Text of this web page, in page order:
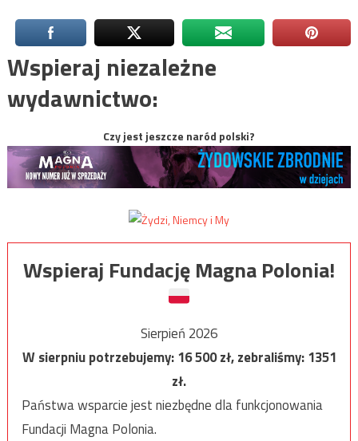
Wspieraj niezależne
wydawnictwo:
Czy jest jeszcze naród polski?
Wspieraj Fundację Magna Polonia!
Sierpień 2026
W sierpniu potrzebujemy:16 500zł, zebraliśmy:1351
zł.
Państwa wsparcie jest niezbędne dla funkcjonowania
Fundacji Magna Polonia.